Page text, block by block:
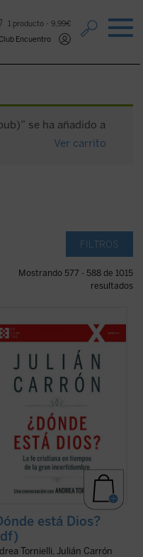
1 producto
9,99€
Encuentro
se ha añadido a
Ver carrito
FILTROS
Mostrando 577 - 588 de 1015
resultados
Andrea Tornielli, Julián Carrón -
de Comunión y Liberación
muchas cuestiones sobre el núcleo
(ver ficha)
está Dios?
Tornielli, Julián Carrón